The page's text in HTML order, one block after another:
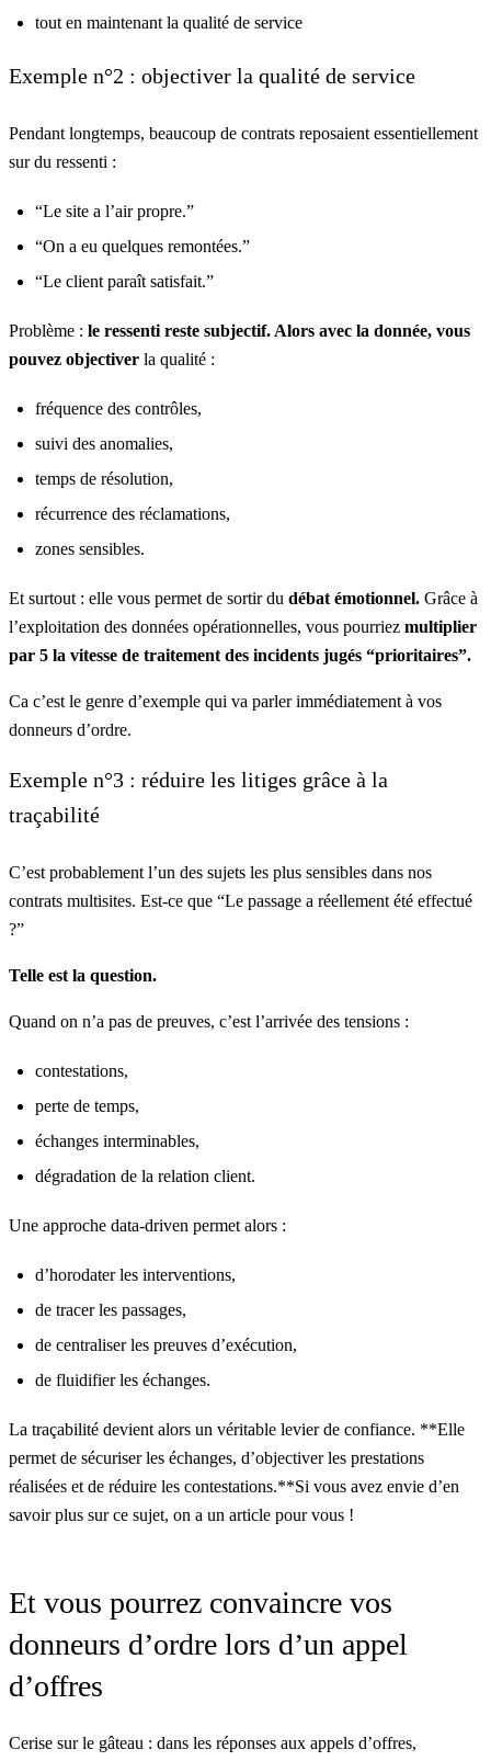
tout en maintenant la qualité de service
Exemple n°2 : objectiver la qualité de service
Pendant longtemps, beaucoup de contrats reposaient essentiellement
sur du ressenti :
“Le site a l’air propre.”
“On a eu quelques remontées.”
“Le client paraît satisfait.”
Problème : le ressenti reste subjectif. Alors avec la donnée, vous
pouvez objectiver la qualité :
fréquence des contrôles,
suivi des anomalies,
temps de résolution,
récurrence des réclamations,
zones sensibles.
Et surtout : elle vous permet de sortir du débat émotionnel. Grâce à
l’exploitation des données opérationnelles, vous pourriez multiplier
par 5 la vitesse de traitement des incidents jugés “prioritaires”.
Ca c’est le genre d’exemple qui va parler immédiatement à vos
donneurs d’ordre.
Exemple n°3 : réduire les litiges grâce à la
traçabilité
C’est probablement l’un des sujets les plus sensibles dans nos
contrats multisites. Est-ce que “Le passage a réellement été effectué
?”
Telle est la question.
Quand on n’a pas de preuves, c’est l’arrivée des tensions :
contestations,
perte de temps,
échanges interminables,
dégradation de la relation client.
Une approche data-driven permet alors :
d’horodater les interventions,
de tracer les passages,
de centraliser les preuves d’exécution,
de fluidifier les échanges.
La traçabilité devient alors un véritable levier de confiance. **Elle
permet de sécuriser les échanges, d’objectiver les prestations
réalisées et de réduire les contestations.**Si vous avez envie d’en
savoir plus sur ce sujet, on a un article pour vous !
Et vous pourrez convaincre vos
donneurs d’ordre lors d’un appel
d’offres
Cerise sur le gâteau : dans les réponses aux appels d’offres,